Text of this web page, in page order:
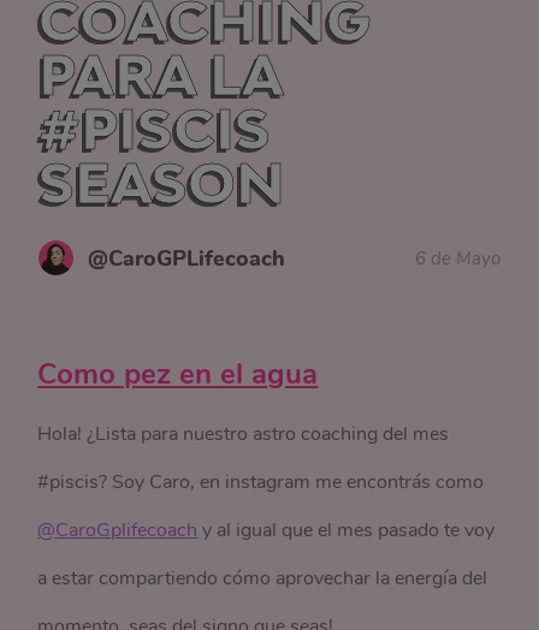
COACHING
PARA LA
#PISCIS
SEASON
@CaroGPLifecoach 6 de Mayo
Como pez en el agua
Hola! ¿Lista para nuestro astro coaching del mes
#piscis? Soy Caro, en instagram me encontrás como
@CaroGplifecoach y al igual que el mes pasado te voy
a estar compartiendo cómo aprovechar la energía del